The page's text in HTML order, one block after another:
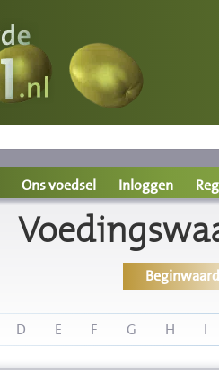
Ons voedsel Inloggen
D E F G H I